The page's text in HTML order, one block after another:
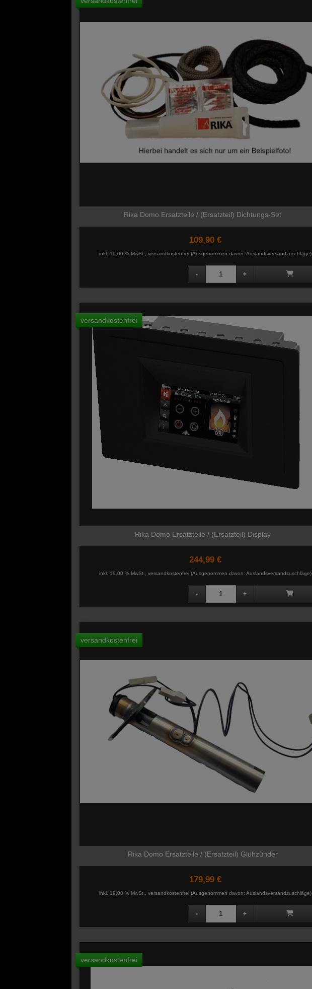
Rika Domo Ersatzteile / (Ersatzteil) Dichtungs-Set
109,90 €
inkl. 19,00 % MwSt., versandkostenfrei (Ausgenommen davon: Auslandsversandzuschläge)
versandkostenfrei
Rika Domo Ersatzteile / (Ersatzteil) Display
244,99 €
inkl. 19,00 % MwSt., versandkostenfrei (Ausgenommen davon: Auslandsversandzuschläge)
versandkostenfrei
Rika Domo Ersatzteile / (Ersatzteil) Glühzünder
179,99 €
inkl. 19,00 % MwSt., versandkostenfrei (Ausgenommen davon: Auslandsversandzuschläge)
versandkostenfrei